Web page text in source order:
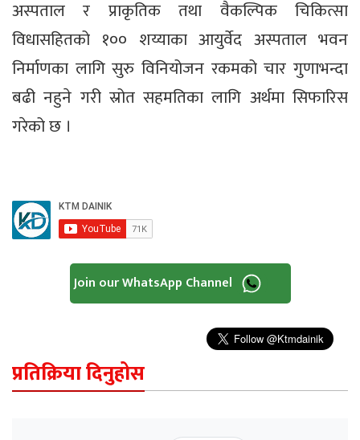
अस्पताल र प्राकृतिक तथा वैकल्पिक चिकित्सा
विधासहितको १०० शय्याका आयुर्वेद अस्पताल भवन
निर्माणका लागि सुरु विनियोजन रकमको चार गुणाभन्दा
बढी नहुने गरी स्रोत सहमतिका लागि अर्थमा सिफारिस
गरेको छ ।
Join our WhatsApp Channel
प्रतिक्रिया दिनुहोस